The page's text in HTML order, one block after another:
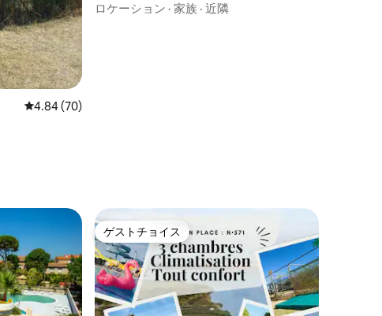
レビュー70件、5つ星中4.84つ星の平均評価
4.84 (70)
ロケーション · 家族 · 近隣
ゲストチョイス
ゲストチョイス